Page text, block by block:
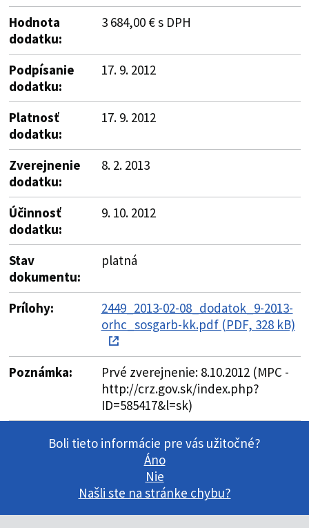
Hodnota
dodatku:
3 684,00 € s DPH
Podpísanie
dodatku:
17. 9. 2012
Platnosť
dodatku:
17. 9. 2012
Zverejnenie
dodatku:
8. 2. 2013
Účinnosť
dodatku:
9. 10. 2012
Stav
dokumentu:
platná
Prílohy:
2449_2013-02-08_dodatok_9-2013-
orhc_sosgarb-kk.pdf (PDF, 328 kB)
Poznámka:
Prvé zverejnenie: 8.10.2012 (MPC -
http://crz.gov.sk/index.php?
ID=585417&l=sk)
Boli tieto informácie pre vás užitočné?
Áno
Nie
Našli ste na stránke chybu?